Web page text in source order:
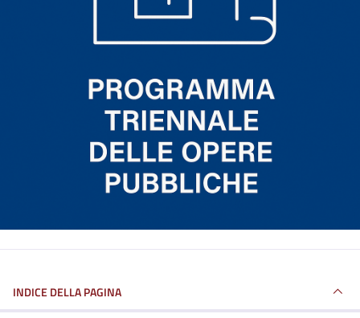
INDICE DELLA PAGINA